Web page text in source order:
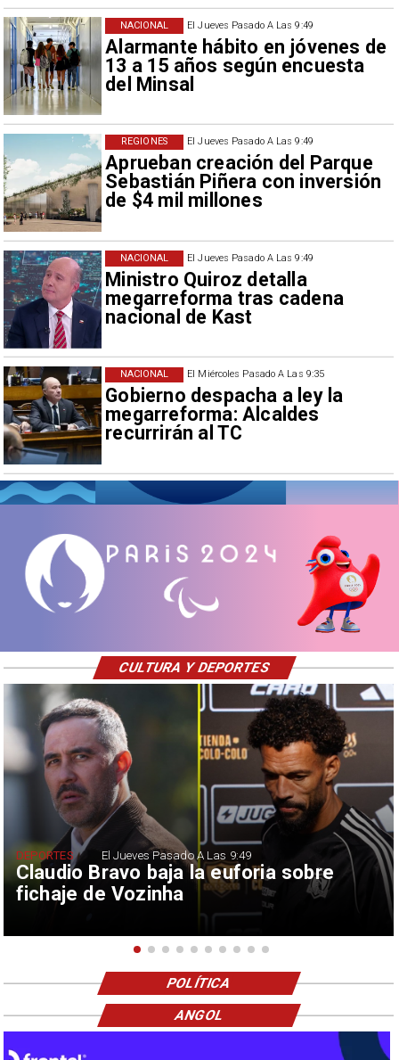
El Jueves Pasado A Las 9:49
Alarmante hábito en jóvenes de
13 a 15 años según encuesta
del Minsal
NACIONAL
El Jueves Pasado A Las 9:49
Aprueban creación del Parque
Sebastián Piñera con inversión
de $4 mil millones
REGIONES
El Jueves Pasado A Las 9:49
Ministro Quiroz detalla
megarreforma tras cadena
nacional de Kast
NACIONAL
El Miércoles Pasado A Las 9:35
Gobierno despacha a ley la
megarreforma: Alcaldes
recurrirán al TC
NACIONAL
Claudio Bravo baja la euforia sobre
fichaje de Vozinha
DEPORTES El Jueves Pasado A Las 9:49
CULTURA Y DEPORTES
POLÍTICA
ANGOL